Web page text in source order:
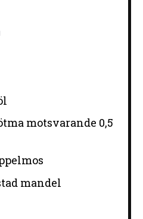
motsvarande 0,5
mandel